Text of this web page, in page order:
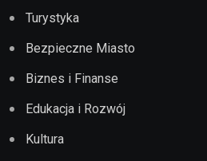
Turystyka
Bezpieczne Miasto
Biznes i Finanse
Edukacja i Rozwój
Kultura